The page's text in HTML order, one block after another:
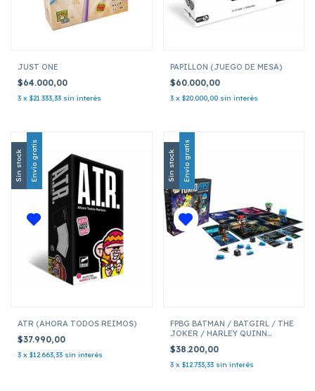
JUST ONE
$64.000,00
3 x $21.333,33 sin interés
PAPILLON (JUEGO DE MESA)
$60.000,00
3 x $20.000,00 sin interés
Sin stock Envío gratis
ATR (AHORA TODOS REIMOS)
$37.990,00
3 x $12.663,33 sin interés
Sin stock Envío gratis
FPBG BATMAN / BATGIRL / THE
JOKER / HARLEY QUINN
GAME)
$38.200,00
3 x $12.733,33 sin interés